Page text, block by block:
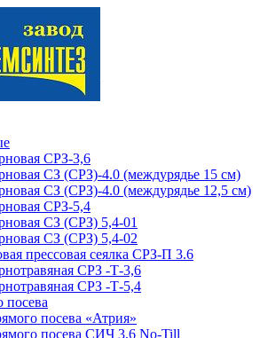
СРЗ-3,6
СЗ (СРЗ)-4.0 (междурядье 15 см)
СЗ (СРЗ)-4.0 (междурядье 12,5 см)
СРЗ-5,4
СЗ (СРЗ) 5,4-01
СЗ (СРЗ) 5,4-02
прессовая сеялка СРЗ-П 3.6
СРЗ -Т-3,6
СРЗ -Т-5,4
посева
посева «Атрия»
посева СИЧ 3,6 No-Till